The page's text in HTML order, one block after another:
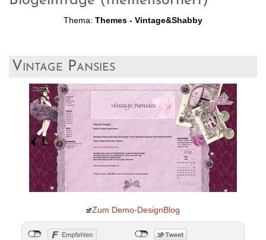
Thema: Themes - Vintage&Shabby
Vintage Pansies
Zum Demo-DesignBlog